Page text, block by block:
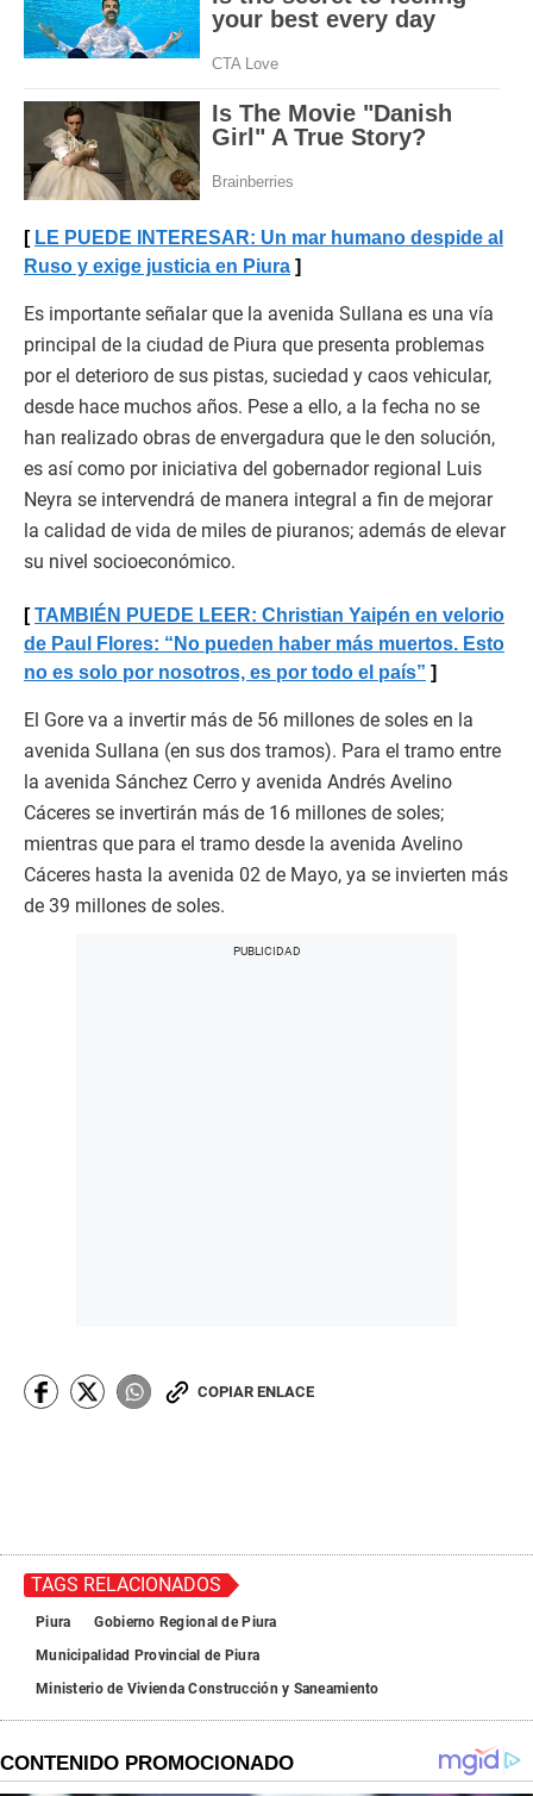
LE PUEDE INTERESAR: Un mar humano despide al
Ruso y exige justicia en Piura
Es importante señalar que la avenida Sullana es una vía
principal de la ciudad de Piura que presenta problemas
por el deterioro de sus pistas, suciedad y caos vehicular,
desde hace muchos años. Pese a ello, a la fecha no se
han realizado obras de envergadura que le den solución,
es así como por iniciativa del gobernador regional Luis
Neyra se intervendrá de manera integral a fin de mejorar
la calidad de vida de miles de piuranos; además de elevar
su nivel socioeconómico.
TAMBIÉN PUEDE LEER: Christian Yaipén en velorio
de Paul Flores: “No pueden haber más muertos. Esto
no es solo por nosotros, es por todo el país”
El Gore va a invertir más de 56 millones de soles en la
avenida Sullana (en sus dos tramos). Para el tramo entre
la avenida Sánchez Cerro y avenida Andrés Avelino
Cáceres se invertirán más de 16 millones de soles;
mientras que para el tramo desde la avenida Avelino
Cáceres hasta la avenida 02 de Mayo, ya se invierten más
de 39 millones de soles.
COPIAR ENLACE
TAGS RELACIONADOS
Piura
Gobierno Regional de Piura
Municipalidad Provincial de Piura
Ministerio de Vivienda Construcción y Saneamiento